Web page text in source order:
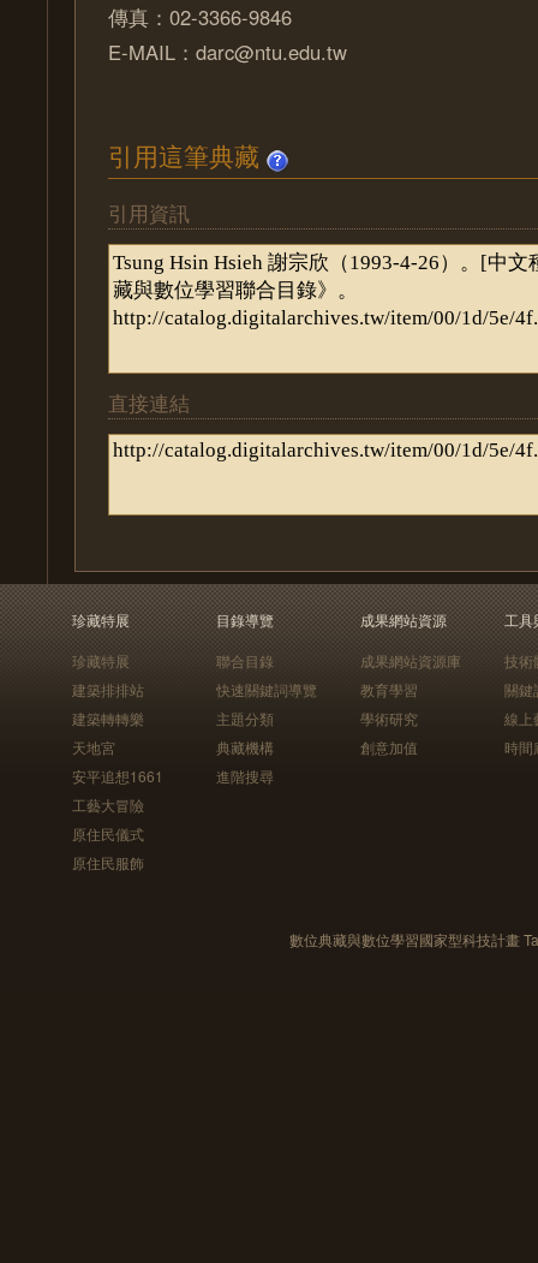
傳真：02-3366-9846
E-MAIL：darc@ntu.edu.tw
引用這筆典藏
引用資訊
直接連結
珍藏特展
珍藏特展
建築排排站
建築轉轉樂
天地宮
安平追想1661
工藝大冒險
原住民儀式
原住民服飾
目錄導覽
聯合目錄
快速關鍵詞導覽
主題分類
典藏機構
進階搜尋
成果網站資源
成果網站資源庫
教育學習
學術研究
創意加值
工具
技術
關鍵
線上
時間
數位典藏與數位學習國家型科技計畫